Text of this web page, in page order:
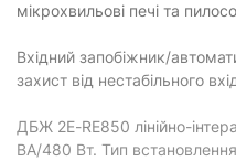
мікрохвильові печі та
Вхідний запобіжник/
захист від нестабільного
ДБЖ 2E-RE850 лінійно-
ВА/480 Вт. Тип